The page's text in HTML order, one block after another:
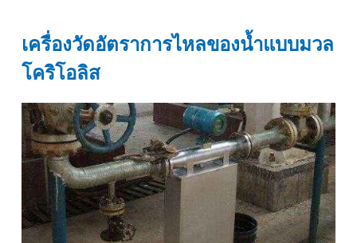
เครื่องวัดอัตราการไหลของน้ำแบบมวล
โคริโอลิส